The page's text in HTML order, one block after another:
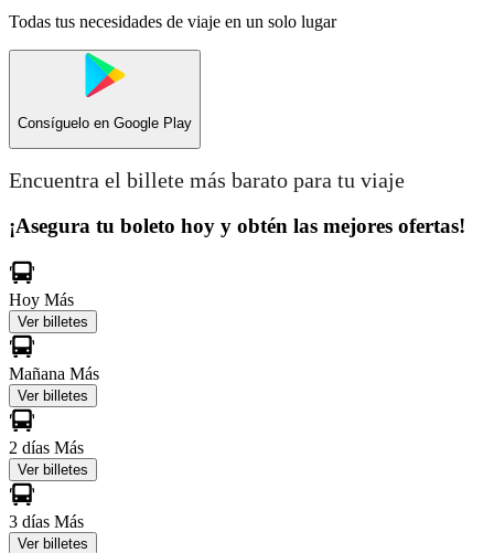
Todas tus necesidades de viaje en un solo lugar
Consíguelo en Google Play
Encuentra el billete más barato para tu viaje
¡Asegura tu boleto hoy y obtén las mejores ofertas!
Hoy Más
Ver billetes
Mañana Más
Ver billetes
2 días Más
Ver billetes
3 días Más
Ver billetes